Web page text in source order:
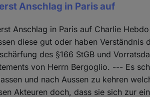
Anschlag in Paris auf
Anschlag in Paris auf Charlie
diese gut oder haben Verständnis
des §166 StGB und
von Herrn Bergoglio. --- Es
und nach Aussen zu kehren
Akteuren doch, dass sie sich zur